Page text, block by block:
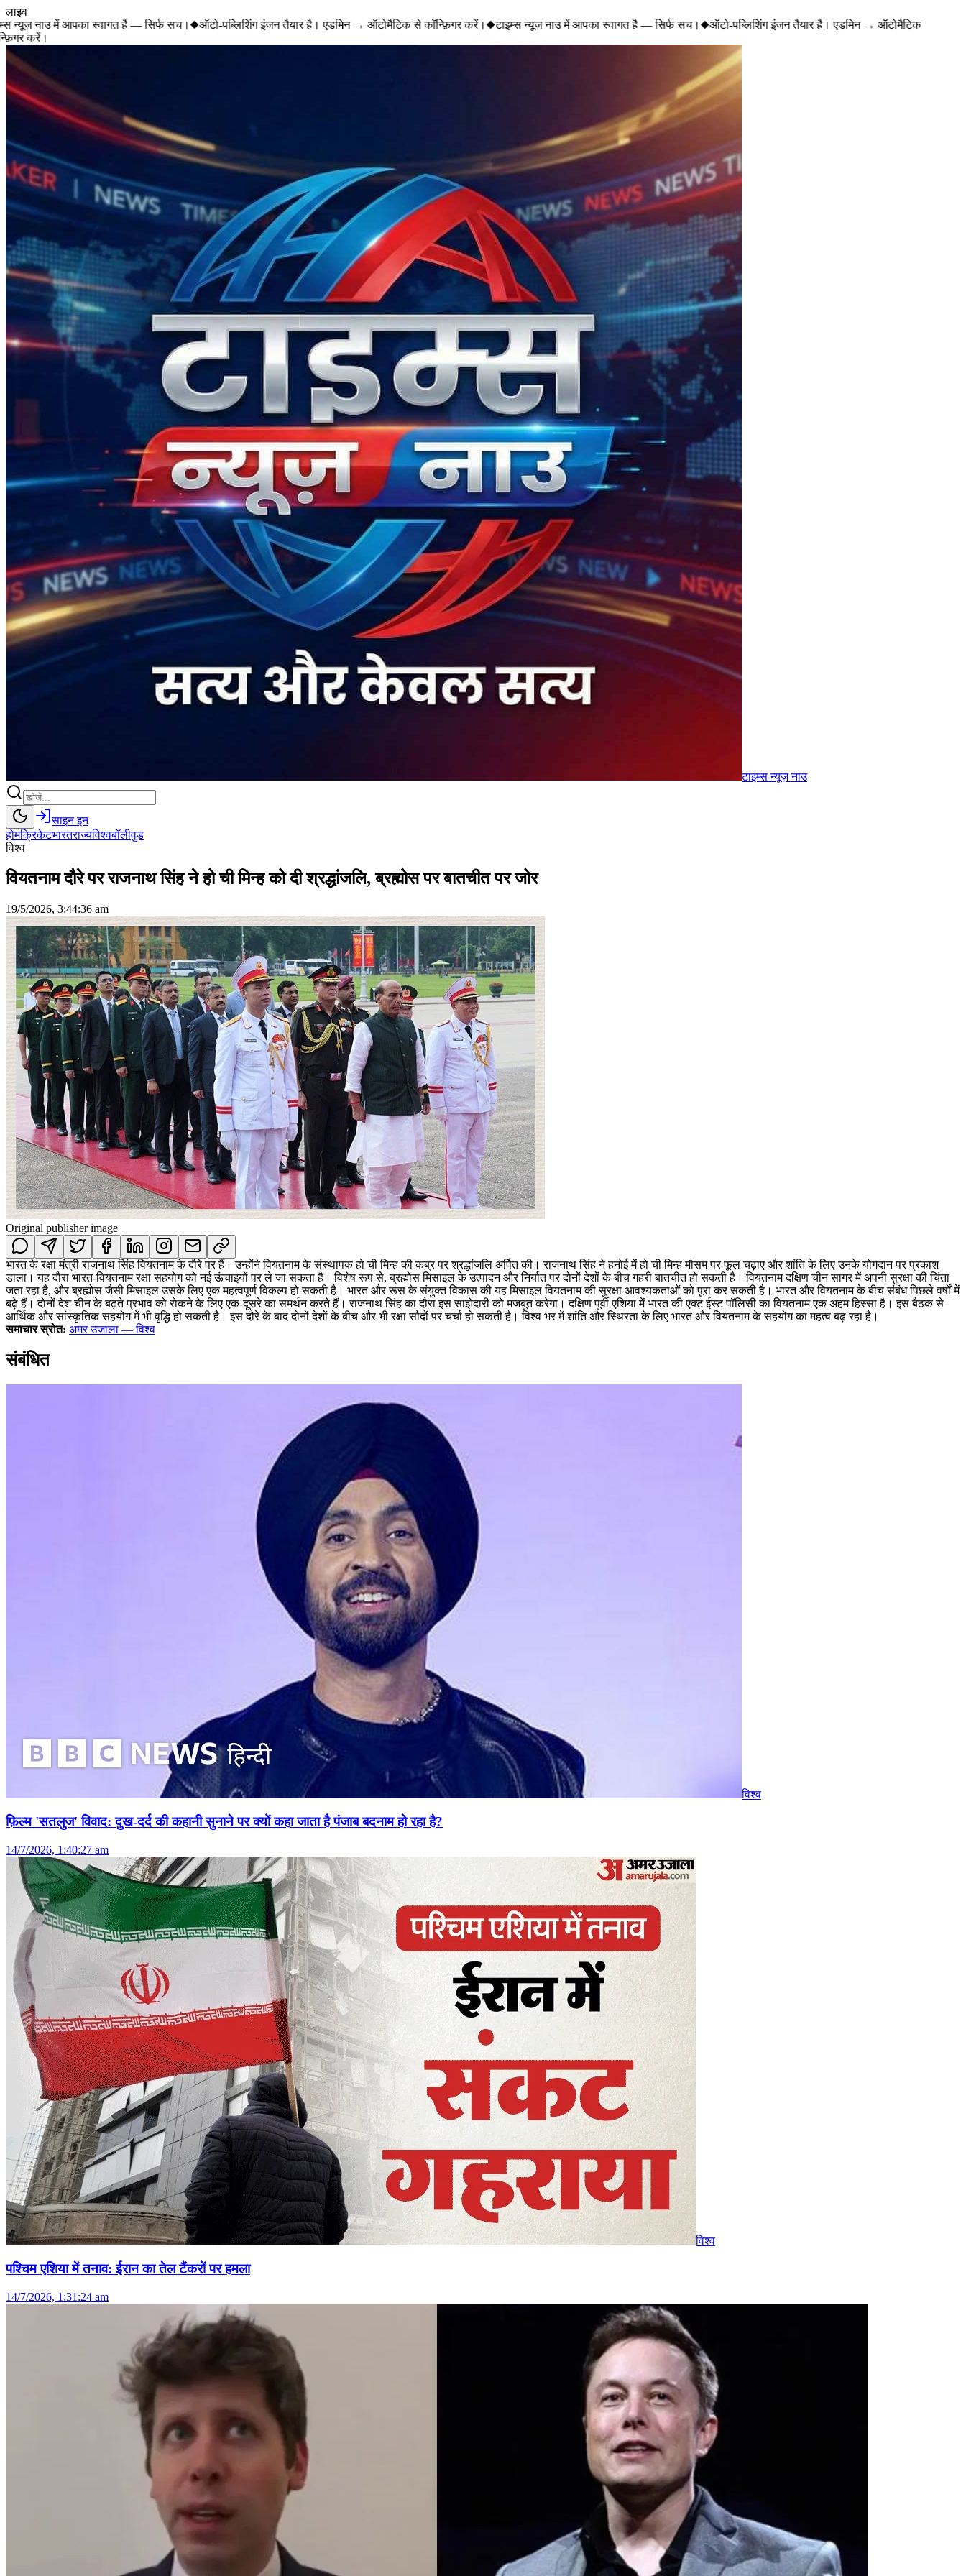
लाइव
न्यूज़ नाउ में आपका स्वागत है — सिर्फ सच।◆ऑटो-पब्लिशिंग इंजन तैयार है। एडमिन → ऑटोमैटिक से कॉन्फ़िगर करें।◆टाइम्स न्यूज़ नाउ में आपका स्वागत है — सिर्फ सच।◆ऑटो-पब्लिशिंग इंजन तैयार है। एडमिन → ऑटोमैटिक
करें।
टाइम्सन्यूज़नाउ
साइन इन
होमक्रिकेटभारतराज्यविश्वबॉलीवुड
विश्व
वियतनाम दौरे पर राजनाथ सिंह ने हो ची मिन्ह को दी श्रद्धांजलि, ब्रह्मोस पर बातचीत पर जोर
19/5/2026, 3:44:36 am
Original publisher image
भारत के रक्षा मंत्री राजनाथ सिंह वियतनाम के दौरे पर हैं। उन्होंने वियतनाम के संस्थापक हो ची मिन्ह की कब्र पर श्रद्धांजलि अर्पित की। राजनाथ सिंह ने हनोई में हो ची मिन्ह मौसम पर फूल चढ़ाए और शांति के लिए उनके योगदान पर प्रकाश
डाला। यह दौरा भारत-वियतनाम रक्षा सहयोग को नई ऊंचाइयों पर ले जा सकता है। विशेष रूप से, ब्रह्मोस मिसाइल के उत्पादन और निर्यात पर दोनों देशों के बीच गहरी बातचीत हो सकती है। वियतनाम दक्षिण चीन सागर में अपनी सुरक्षा की चिंता
जता रहा है, और ब्रह्मोस जैसी मिसाइल उसके लिए एक महत्वपूर्ण विकल्प हो सकती है। भारत और रूस के संयुक्त विकास की यह मिसाइल वियतनाम की सुरक्षा आवश्यकताओं को पूरा कर सकती है। भारत और वियतनाम के बीच संबंध पिछले वर्षों में
बढ़े हैं। दोनों देश चीन के बढ़ते प्रभाव को रोकने के लिए एक-दूसरे का समर्थन करते हैं। राजनाथ सिंह का दौरा इस साझेदारी को मजबूत करेगा। दक्षिण पूर्वी एशिया में भारत की एक्ट ईस्ट पॉलिसी का वियतनाम एक अहम हिस्सा है। इस बैठक से
आर्थिक और सांस्कृतिक सहयोग में भी वृद्धि हो सकती है। इस दौरे के बाद दोनों देशों के बीच और भी रक्षा सौदों पर चर्चा हो सकती है। विश्व भर में शांति और स्थिरता के लिए भारत और वियतनाम के सहयोग का महत्व बढ़ रहा है।
समाचार स्रोत: अमर उजाला — विश्व
संबंधित
विश्व
फ़िल्म 'सतलुज' विवाद: दुख-दर्द की कहानी सुनाने पर क्यों कहा जाता है पंजाब बदनाम हो रहा है?
14/7/2026, 1:40:27 am
विश्व
पश्चिम एशिया में तनाव: ईरान का तेल टैंकरों पर हमला
14/7/2026, 1:31:24 am